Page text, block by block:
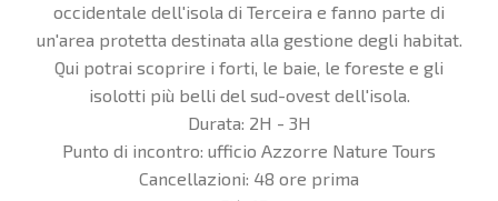
occidentale dell'isola di Terceira e fanno parte di
un'area protetta destinata alla gestione degli habitat.
Qui potrai scoprire i forti, le baie, le foreste e gli
isolotti più belli del sud-ovest dell'isola.
Durata: 2H - 3H
Punto di incontro: ufficio Azzorre Nature Tours
Cancellazioni: 48 ore prima